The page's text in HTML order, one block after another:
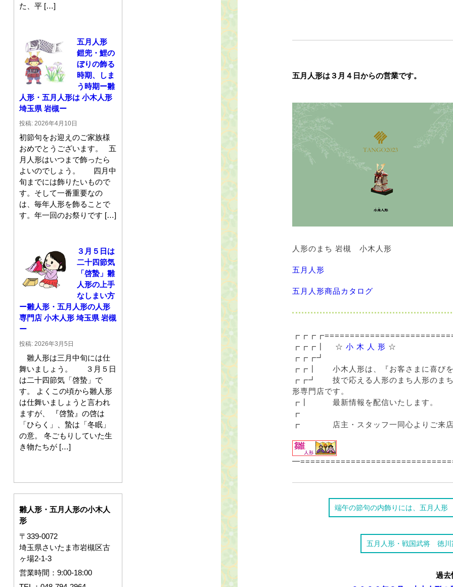
た、平 […]
五月人形
鎧兜・鯉の
ぼりの飾る
時期、しま
う時期ー雛
人形・五月人形は 小木人形
埼玉県 岩槻ー
投稿: 2026年4月10日
初節句をお迎えのご家族様
おめでとうございます。 五
月人形はいつまで飾ったら
よいのでしょう。 四月中
旬までには飾りたいもので
す。そして一番重要なの
は、毎年人形を飾ることで
す。年一回のお祭りです […]
３月５日は
二十四節気
「啓蟄」雛
人形の上手
なしまい方
ー雛人形・五月人形の人形
専門店 小木人形 埼玉県 岩槻
ー
投稿: 2026年3月5日
雛人形は三月中旬には仕
舞いましょう。 ３月５日
は二十四節気「啓蟄」で
す。 よくこの頃から雛人形
は仕舞いましょうと言われ
ますが、 『啓蟄』の啓は
「ひらく」、蟄は「冬眠」
の意。 冬ごもりしていた生
き物たちが […]
雛人形・五月人形の小木人
形
〒339-0072
埼玉県さいたま市岩槻区古
ヶ場2-1-3
営業時間：9:00-18:00
五月人形は３月４日からの営業です。
人形のまち 岩槻 小木人形
五月人形
五月人形商品カタログ
┏┏┏┃ ☆ 小 木 人 形 ☆
┏┏┏┛
┏┏┃ 小木人形は、『お客さまに喜び
┏┏┛ 技で応える人形のまち人形のまち
形専門店です。
┏┃ 最新情報を配信いたします。
┏
┏ 店主・スタッフ一同心よりご来店
端午の節句の内飾りには、五月人
五月人形・戦国武将 徳
過去